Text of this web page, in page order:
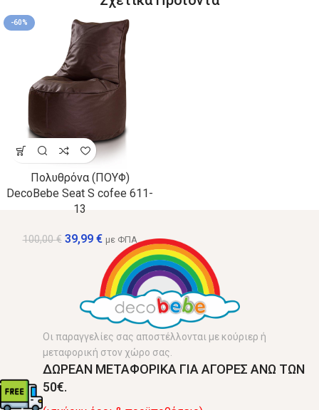
-60%
Πολυθρόνα (ΠΟΥΦ)
DecoBebe Seat S cofee 611-
13
100,00€ 39,99 € με ΦΠΑ
Οι παραγγελίες σας αποστέλλονται με κούριερ ή
μεταφορική στον χώρο σας.
ΔΩΡΕΑΝ ΜΕΤΑΦΟΡΙΚΑ ΓΙΑ ΑΓΟΡΕΣ ΑΝΩ ΤΩΝ
50€.